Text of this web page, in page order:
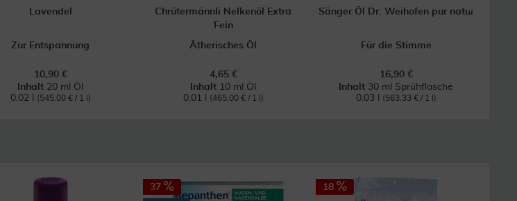
Lavendel
Zur Entspannung
10,90 €
Inhalt 20 ml Öl
0.02 l
(545,00 € / 1 l)
Chrütermännli Nelkenöl Extra
Fein
Ätherisches Öl
4,65 €
Inhalt 10 ml Öl
0.01 l
(465,00 € / 1 l)
Sänger Öl Dr. Weihofen pur natur
Für die Stimme
16,90 €
Inhalt 30 ml Sprühflasche
0.03 l
(563,33 € / 1 l)
37 18